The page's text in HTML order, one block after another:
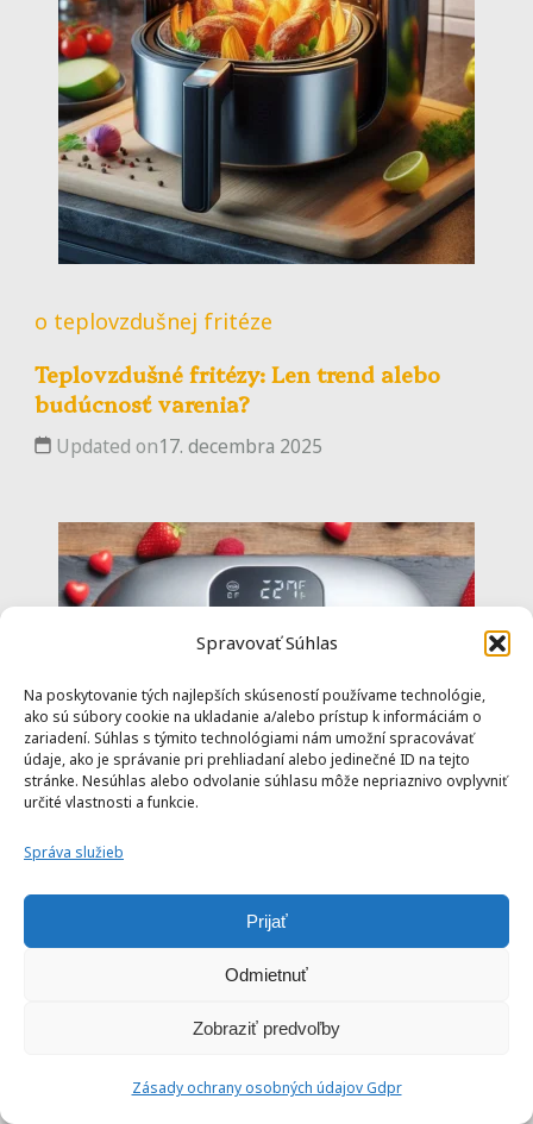
Spravovať Súhlas
Na poskytovanie tých najlepších skúseností používame technológie,
ako sú súbory cookie na ukladanie a/alebo prístup k informáciám o
zariadení. Súhlas s týmito technológiami nám umožní spracovávať
údaje, ako je správanie pri prehliadaní alebo jedinečné ID na tejto
stránke. Nesúhlas alebo odvolanie súhlasu môže nepriaznivo ovplyvniť
určité vlastnosti a funkcie.
Správa služieb
Prijať
Odmietnuť
Zobraziť predvoľby
Zásady ochrany osobných údajov Gdpr
o teplovzdušnej fritéze
Teplovzdušné fritézy: Len trend alebo
budúcnosť varenia?
Updated on17. decembra 2025